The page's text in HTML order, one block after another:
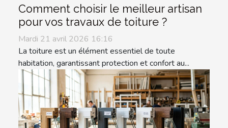
Comment choisir le meilleur artisan
pour vos travaux de toiture ?
Mardi 21 avril 2026 16:16
La toiture est un élément essentiel de toute
habitation, garantissant protection et confort au...